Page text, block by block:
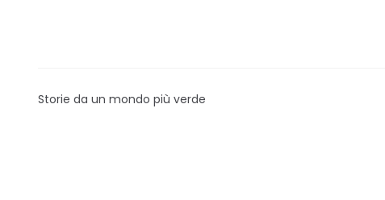
Storie da un mondo più verde